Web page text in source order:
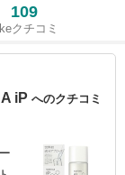
109
クチコミ
iP へのクチコミ